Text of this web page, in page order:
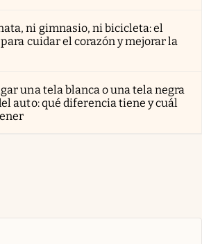
ni gimnasio, ni bicicleta: el
cuidar el corazón y mejorar la
una tela blanca o una tela negra
auto: qué diferencia tiene y cuál